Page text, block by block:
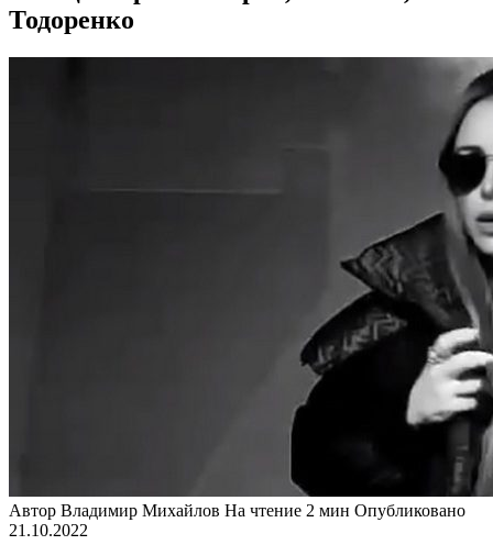
Тодоренко
Автор Владимир Михайлов На чтение 2 мин Опубликовано
21.10.2022